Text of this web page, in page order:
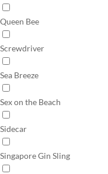
Queen Bee
Screwdriver
Sea Breeze
Sex on the Beach
Sidecar
Singapore Gin Sling